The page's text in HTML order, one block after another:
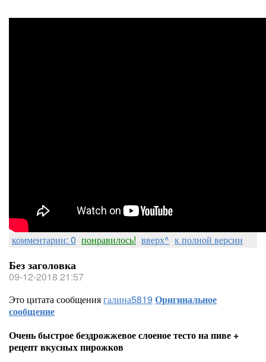
комментарии: 0 понравилось! вверх^ к полной версии
Без заголовка
09-12-2018 21:57
Это цитата сообщениягалина5819 Оригинальное
сообщение
Очень быстрое бездрожжевое слоеное тесто на пиве +
рецепт вкусных пирожков